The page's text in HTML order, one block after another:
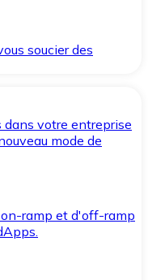
soucier des
votre entreprise
mode de
ramp et d'off-ramp